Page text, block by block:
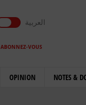
العربية
ABONNEZ-VOUS
OPINION NOTES &